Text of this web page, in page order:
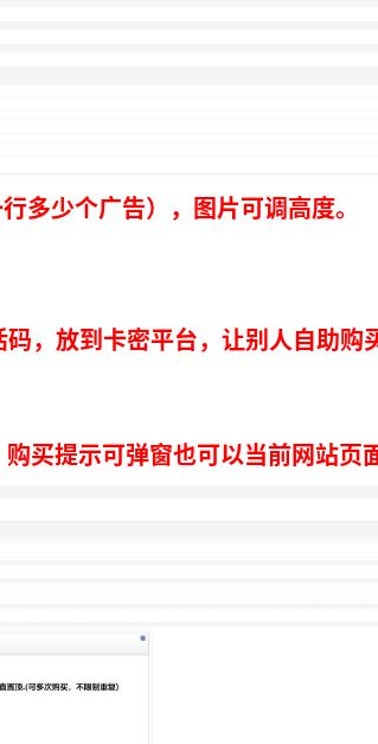
多少个广告），图片可调高度。
，放到卡密平台，让别人自助购
买提示可弹窗也可以当前网站页